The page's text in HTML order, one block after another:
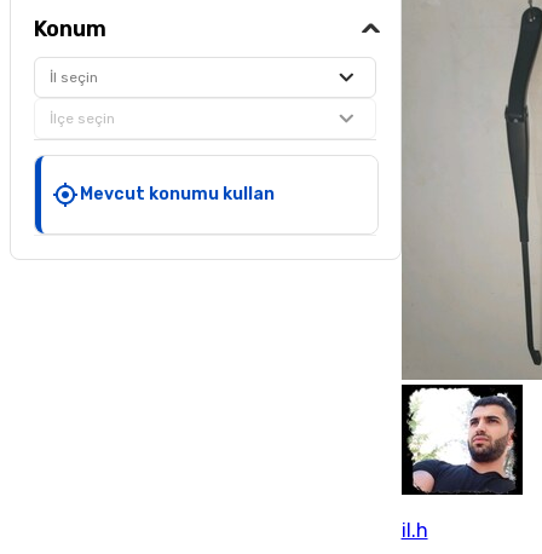
Konum
İl seçin
İlçe seçin
Mevcut konumu kullan
il.h